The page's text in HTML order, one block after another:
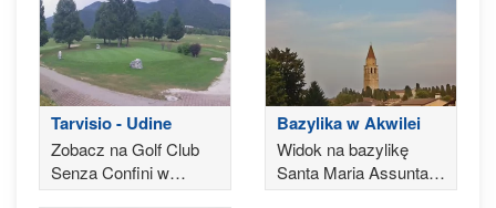
Tarvisio - Udine
Zobacz na Golf Club
Senza Confini w
Tarvisio
Bazylika w Akwilei
Widok na bazylikę
Santa Maria Assunta w
Akwilei